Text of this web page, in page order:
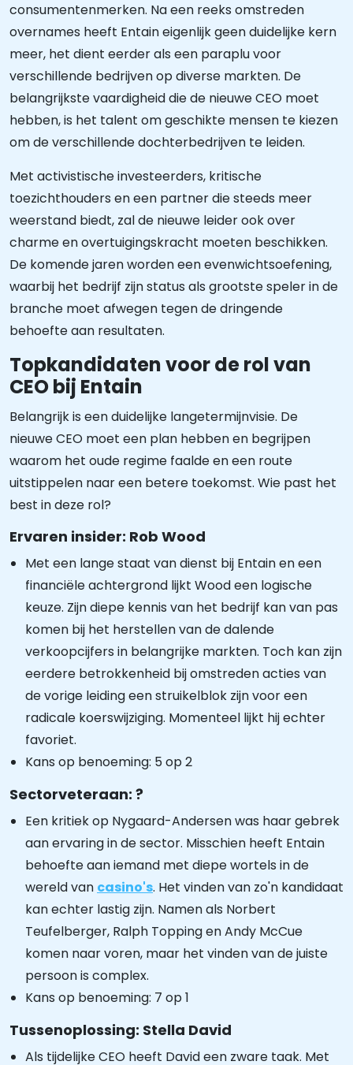
consumentenmerken. Na een reeks omstreden
overnames heeft Entain eigenlijk geen duidelijke kern
meer, het dient eerder als een paraplu voor
verschillende bedrijven op diverse markten. De
belangrijkste vaardigheid die de nieuwe CEO moet
hebben, is het talent om geschikte mensen te kiezen
om de verschillende dochterbedrijven te leiden.
Met activistische investeerders, kritische
toezichthouders en een partner die steeds meer
weerstand biedt, zal de nieuwe leider ook over
charme en overtuigingskracht moeten beschikken.
De komende jaren worden een evenwichtsoefening,
waarbij het bedrijf zijn status als grootste speler in de
branche moet afwegen tegen de dringende
behoefte aan resultaten.
Topkandidaten voor de rol van
CEO bij Entain
Belangrijk is een duidelijke langetermijnvisie. De
nieuwe CEO moet een plan hebben en begrijpen
waarom het oude regime faalde en een route
uitstippelen naar een betere toekomst. Wie past het
best in deze rol?
Ervaren insider: Rob Wood
Met een lange staat van dienst bij Entain en een
financiële achtergrond lijkt Wood een logische
keuze. Zijn diepe kennis van het bedrijf kan van pas
komen bij het herstellen van de dalende
verkoopcijfers in belangrijke markten. Toch kan zijn
eerdere betrokkenheid bij omstreden acties van
de vorige leiding een struikelblok zijn voor een
radicale koerswijziging. Momenteel lijkt hij echter
favoriet.
Kans op benoeming: 5 op 2
Sectorveteraan: ?
Een kritiek op Nygaard-Andersen was haar gebrek
aan ervaring in de sector. Misschien heeft Entain
behoefte aan iemand met diepe wortels in de
wereld van casino's. Het vinden van zo'n kandidaat
kan echter lastig zijn. Namen als Norbert
Teufelberger, Ralph Topping en Andy McCue
komen naar voren, maar het vinden van de juiste
persoon is complex.
Kans op benoeming: 7 op 1
Tussenoplossing: Stella David
Als tijdelijke CEO heeft David een zware taak. Met